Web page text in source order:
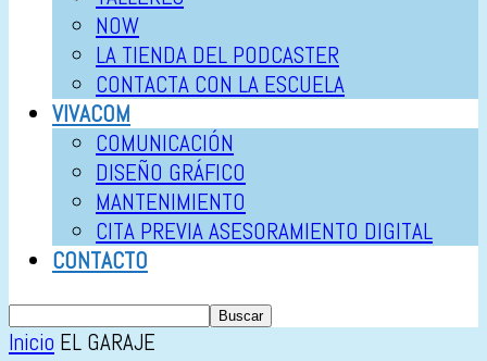
NOW
LA TIENDA DEL PODCASTER
CONTACTA CON LA ESCUELA
VIVACOM
COMUNICACIÓN
DISEÑO GRÁFICO
MANTENIMIENTO
CITA PREVIA ASESORAMIENTO DIGITAL
CONTACTO
Inicio EL GARAJE